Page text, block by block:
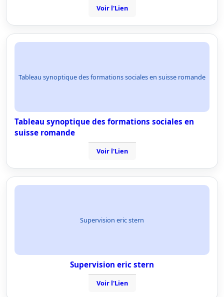
Voir l'Lien
Tableau synoptique des formations sociales en suisse romande
Tableau synoptique des formations sociales en
suisse romande
Voir l'Lien
Supervision eric stern
Supervision eric stern
Voir l'Lien